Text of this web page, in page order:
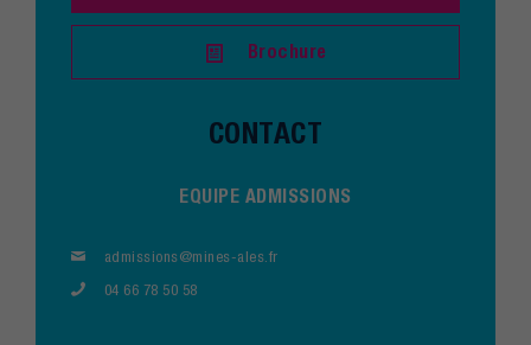
Brochure
CONTACT
EQUIPE ADMISSIONS
admissions@mines-ales.fr
04 66 78 50 58